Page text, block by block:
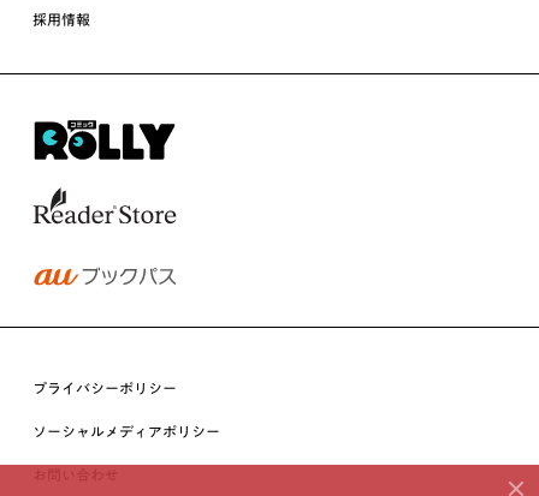
採用情報
プライバシーポリシー
ソーシャルメディアポリシー
お問い合わせ